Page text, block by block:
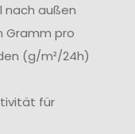
nach außen
Gramm pro
(g/m²/24h)
für